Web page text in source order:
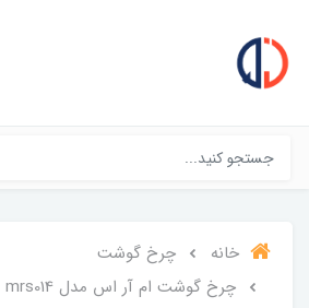
خانه
چرخ گوشت
چرخ گوشت ام آر اس مدل mrs014